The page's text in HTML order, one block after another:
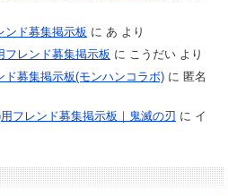
ンド募集掲示板 に あ より
フレンド募集掲示板 に こうだいより
ド募集掲示板(モンハンコラボ)に 匿名
フレンド募集掲示板｜鬼滅の刃 に イ